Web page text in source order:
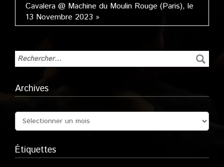
Cavalera @ Machine du Moulin Rouge (Paris), le
13 Novembre 2023 »
Archives
Étiquettes